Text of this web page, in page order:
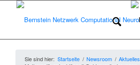
Sie sind hier: Startseite / Newsroom / Aktuelles